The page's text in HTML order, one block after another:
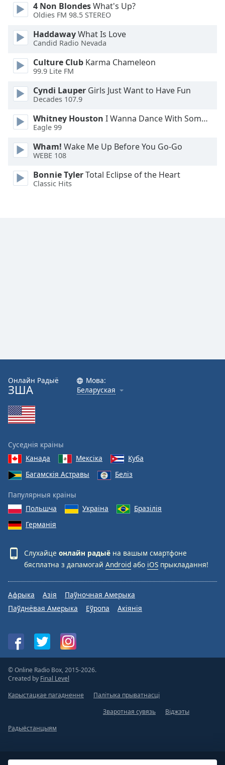
Font
Text
Edge
Family
Reset
Close
Modal
Dialog
4 Non BlondesWhat's Up?
Oldies FM 98.5 STEREO
HaddawayWhat Is Love
Candid Radio Nevada
Culture Club Karma Chameleon
99.9 Lite FM
Cyndi Lauper Girls Just Want to Have Fun
Decades 107.9
Whitney Houston I Wanna Dance With Somebody
Eagle 99
Wham! Wake Me Up Before You Go-Go
WEBE 108
Bonnie TylerTotal Eclipse of the Heart
Classic Hits
Онлайн Радыё
ЗША
Мова:
Беларуская
Суседнія краіны
Канада
Мексіка
Куба
Багамскія Астравы
Беліз
Папулярныя краіны
Польшча
Украіна
Бразілія
Германія
Слухайце онлайн радыё на вашым смартфоне
бясплатна з дапамогай Android або iOS прыкладання!
Афрыка Азія
Паўночная Амерыка
Паўднёвая Амерыка
Еўропа Акіянія
© Online Radio Box, 2015-2026.
Created by Final Level
Карыстацкае пагадненне
Палітыка прыватнасці
Зваротная сувязь
Віджэты
Радыёстанцыям